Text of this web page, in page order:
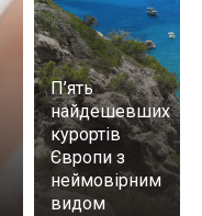
П’ять
найдешевших
курортів
Європи з
неймовірним
видом